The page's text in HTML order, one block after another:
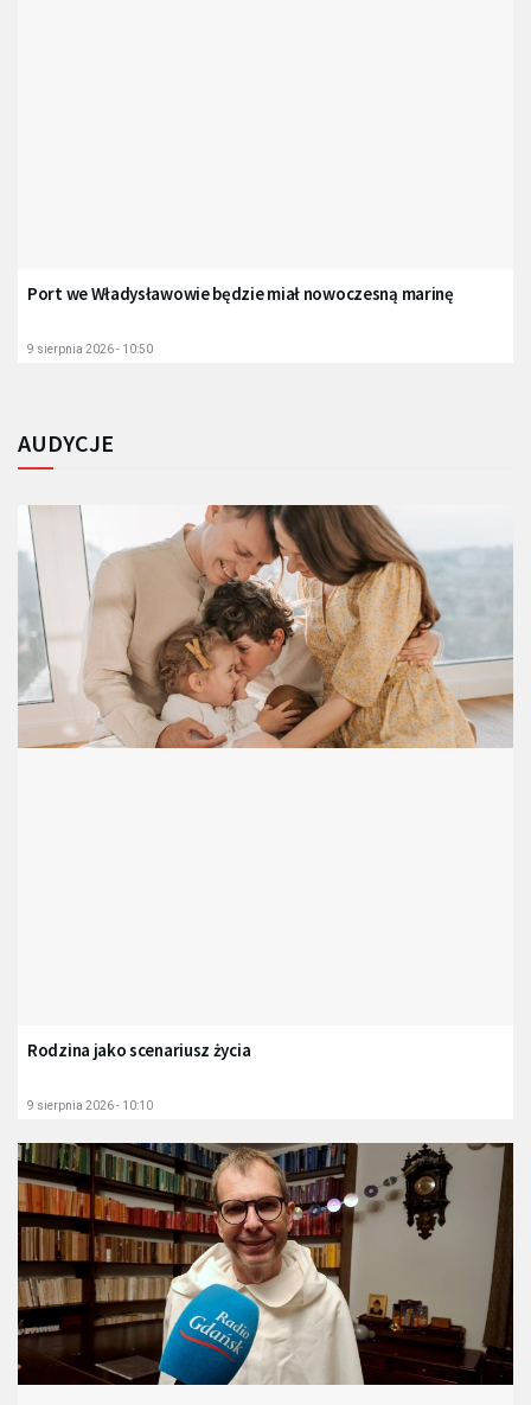
Port we Władysławowie będzie miał nowoczesną marinę
9 sierpnia 2026 - 10:50
AUDYCJE
Rodzina jako scenariusz życia
9 sierpnia 2026 - 10:10